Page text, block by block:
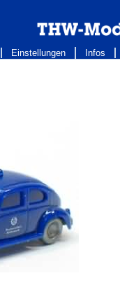
Einstellungen Infos